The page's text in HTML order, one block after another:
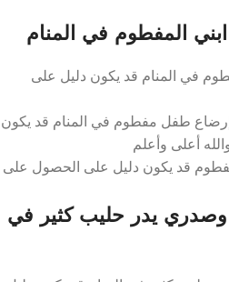
المفطوم في المنام
في المنام قد يكون دليل على
طفل مفطوم في المنام قد يكون
أعلى وأعلم
قد يكون دليل على الحصول على
يدر حليب كثير في